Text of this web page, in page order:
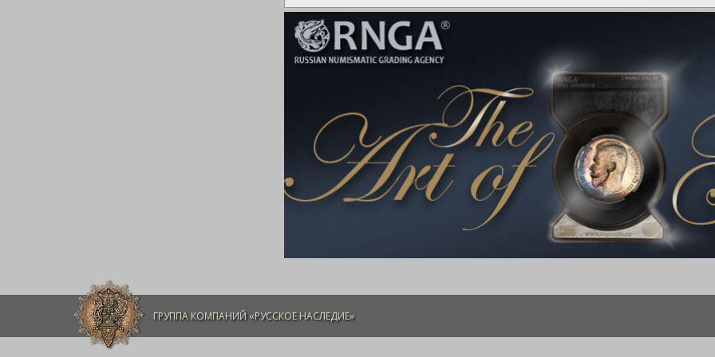
ГРУППА КОМПАНИЙ «РУССКОЕ НАСЛЕДИЕ»